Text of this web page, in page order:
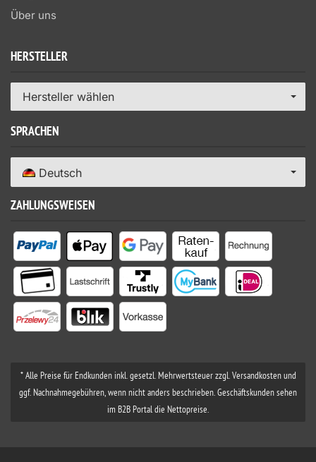
Über uns
HERSTELLER
Hersteller wählen
SPRACHEN
Deutsch
ZAHLUNGSWEISEN
* Alle Preise für Endkunden inkl. gesetzl. Mehrwertsteuer zzgl. Versandkosten und
ggf. Nachnahmegebühren, wenn nicht anders beschrieben. Geschäftskunden sehen
im B2B Portal die Nettopreise.